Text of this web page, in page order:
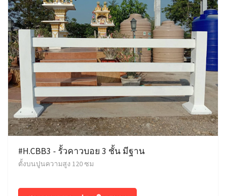
#H.CBB3 - รั้วคาวบอย 3 ชั้น มีฐาน
ตั้งบนปูนความสูง 120 ซม